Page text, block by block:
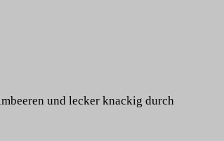
und lecker knackig durch